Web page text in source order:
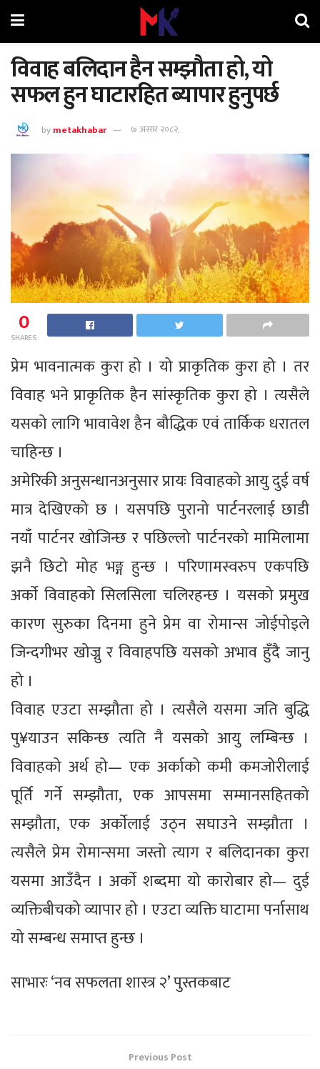
विवाह बलिदान हैन सम्झौता हो, यो
सफल हुन घाटारहित ब्यापार हुनुपर्छ
bymetakhabar ७ असार २०८२,
0
SHARES
प्रेम भावनात्मक कुरा हो । यो प्राकृतिक कुरा हो । तर
विवाह भने प्राकृतिक हैन सांस्कृतिक कुरा हो । त्यसैले
यसको लागि भावावेश हैन बौद्धिक एवं तार्किक धरातल
चाहिन्छ ।
अमेरिकी अनुसन्धानअनुसार प्रायः विवाहको आयु दुई वर्ष
मात्र देखिएको छ । यसपछि पुरानो पार्टनरलाई छाडी
नयाँ पार्टनर खोजिन्छ र पछिल्लो पार्टनरको मामिलामा
झनै छिटो मोह भङ्ग हुन्छ । परिणामस्वरुप एकपछि
अर्काे विवाहको सिलसिला चलिरहन्छ । यसको प्रमुख
कारण सुरुका दिनमा हुने प्रेम वा रोमान्स जोईपोइले
जिन्दगीभर खोज्नु र विवाहपछि यसको अभाव हुँदै जानु
हो ।
विवाह एउटा सम्झौता हो । त्यसैले यसमा जति बुद्धि
पु¥याउन सकिन्छ त्यति नै यसको आयु लम्बिन्छ ।
विवाहको अर्थ हो— एक अर्काको कमी कमजोरीलाई
पूर्ति गर्ने सम्झौता, एक आपसमा सम्मानसहितको
सम्झौता, एक अर्काेलाई उठ्न सघाउने सम्झौता ।
त्यसैले प्रेम रोमान्समा जस्तो त्याग र बलिदानका कुरा
यसमा आउँदैन । अर्काे शब्दमा यो कारोबार हो— दुई
व्यक्तिबीचको व्यापार हो । एउटा व्यक्ति घाटामा पर्नासाथ
यो सम्बन्ध समाप्त हुन्छ ।
साभारः ‘नव सफलता शास्त्र २’ पुस्तकबाट
Previous Post